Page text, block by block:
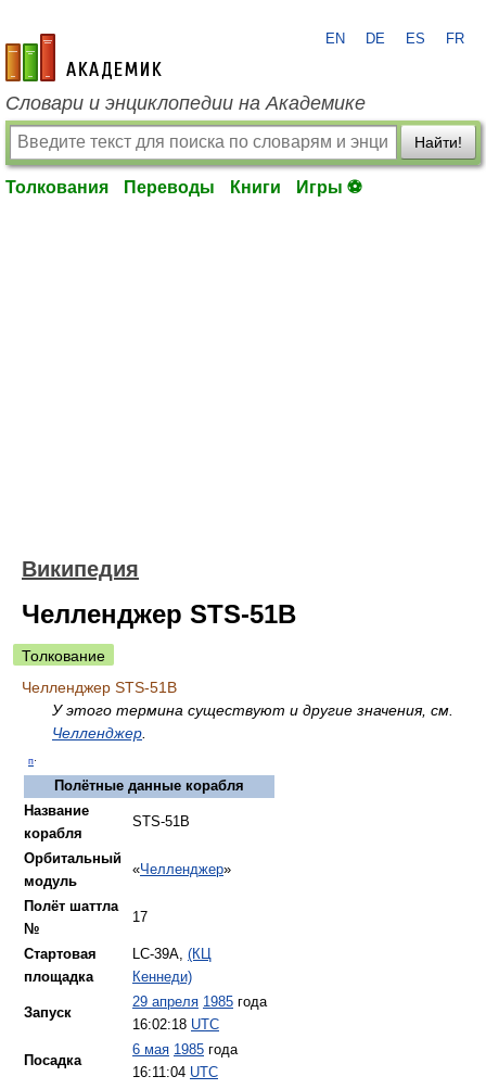
academic.ru
EN DE ES FR
Словари и энциклопедии на Академике
Найти!
Толкования Переводы Книги Игры ⚽
Википедия
Челленджер STS-51B
Толкование
Челленджер STS-51B
У этого термина существуют и другие значения, см.
Челленджер
п·
Полётные данные корабля
Название
корабля
STS-51B
Орбитальный
модуль
«Челленджер»
Полёт шаттла
№
17
Стартовая
площадка
LC-39A, (КЦ
Кеннеди)
Запуск
29 апреля 1985 года
16:02:18 UTC
Посадка
6 мая 1985 года
16:11:04 UTC